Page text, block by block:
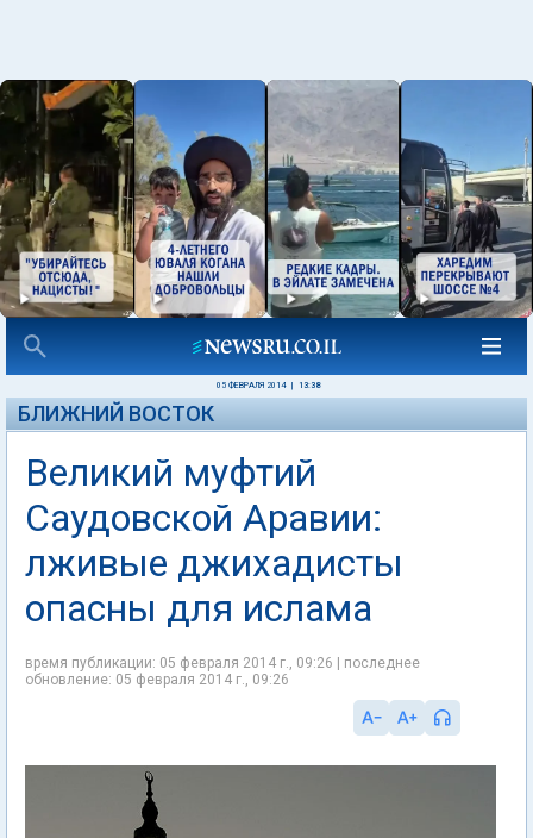
05 ФЕВРАЛЯ 2014 13:38
БЛИЖНИЙ ВОСТОК
Великий муфтий
Саудовской Аравии:
лживые джихадисты
опасны для ислама
время публикации: 05 февраля 2014 г., 09:26 | последнее
обновление: 05 февраля 2014 г., 09:26